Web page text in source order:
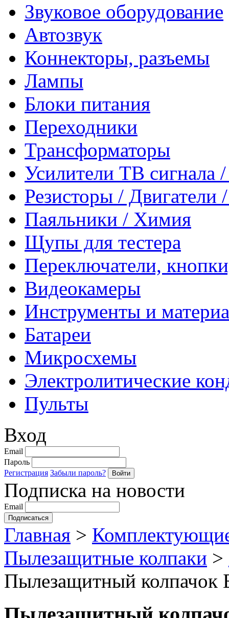
Звуковое оборудование
Автозвук
Коннекторы, разъемы
Лампы
Блоки питания
Переходники
Трансформаторы
Усилители ТВ сигнала
Резисторы /
Паяльники / Химия
Щупы для тестера
Переключатели,
Видеокамеры
Инструменты и
Батареи
Микросхемы
Электролитические
Пульты
Вход
Email
Пароль
Регистрация Забыли пароль?
Подписка на новости
Email
Главная >
Пылезащитные колпаки >
Пылезащитный колпачок